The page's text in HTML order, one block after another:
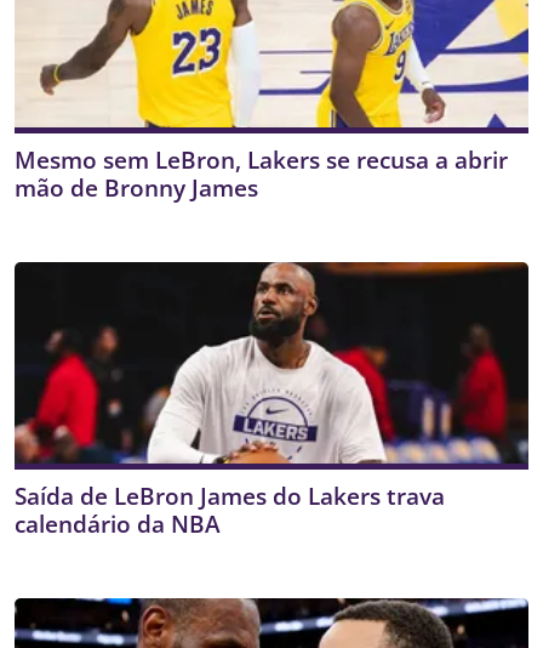
Mesmo sem LeBron, Lakers se recusa a abrir
mão de Bronny James
Saída de LeBron James do Lakers trava
calendário da NBA